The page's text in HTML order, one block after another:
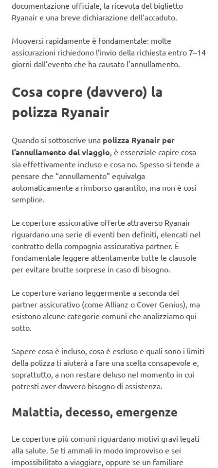
documentazione ufficiale, la ricevuta del biglietto
Ryanair e una breve dichiarazione dell’accaduto.
Muoversi rapidamente è fondamentale: molte
assicurazioni richiedono l’invio della richiesta entro 7–14
giorni dall’evento che ha causato l’annullamento.
Cosa copre (davvero) la
polizza Ryanair
Quando si sottoscrive una polizza Ryanair per
l’annullamento del viaggio, è essenziale capire cosa
sia effettivamente incluso e cosa no. Spesso si tende a
pensare che “annullamento” equivalga
automaticamente a rimborso garantito, ma non è così
semplice.
Le coperture assicurative offerte attraverso Ryanair
riguardano una serie di eventi ben definiti, elencati nel
contratto della compagnia assicurativa partner. È
fondamentale leggere attentamente tutte le clausole
per evitare brutte sorprese in caso di bisogno.
Le coperture variano leggermente a seconda del
partner assicurativo (come Allianz o Cover Genius), ma
esistono alcune categorie comuni che analizziamo qui
sotto.
Sapere cosa è incluso, cosa è escluso e quali sono i limiti
della polizza ti aiuterà a fare una scelta consapevole e,
soprattutto, a non restare deluso nel momento in cui
potresti aver davvero bisogno di assistenza.
Malattia, decesso, emergenze
Le coperture più comuni riguardano motivi gravi legati
alla salute. Se ti ammali in modo improvviso e sei
impossibilitato a viaggiare, oppure se un familiare